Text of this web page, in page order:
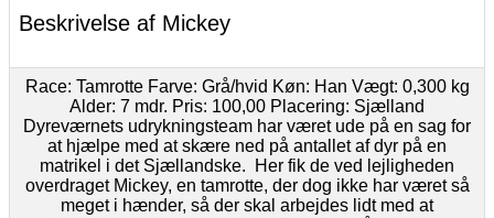
Beskrivelse af Mickey
Race: Tamrotte Farve: Grå/hvid Køn: Han Vægt: 0,300 kg
Alder: 7 mdr. Pris: 100,00 Placering: Sjælland
Dyreværnets udrykningsteam har været ude på en sag for
at hjælpe med at skære ned på antallet af dyr på en
matrikel i det Sjællandske. Her fik de ved lejligheden
overdraget Mickey, en tamrotte, der dog ikke har været så
meget i hænder, så der skal arbejdes lidt med at